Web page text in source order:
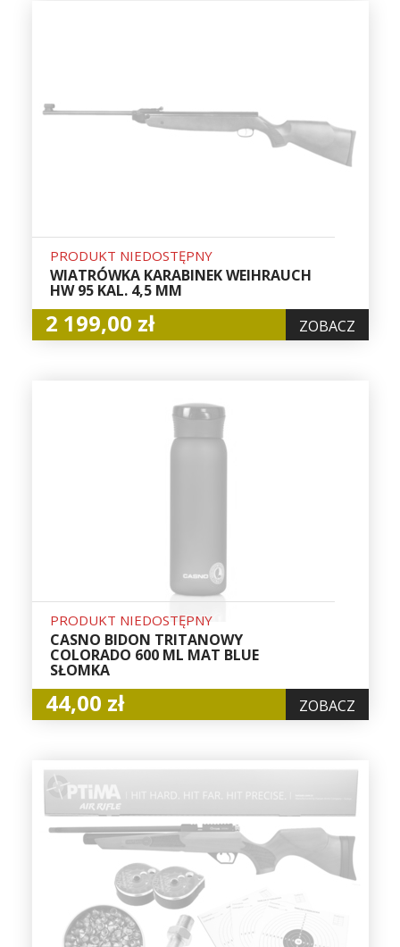
PRODUKT NIEDOSTĘPNY
WIATRÓWKA KARABINEK WEIHRAUCH
HW 95 KAL. 4,5 MM
2 199,00 zł ZOBACZ
PRODUKT NIEDOSTĘPNY
CASNO BIDON TRITANOWY
COLORADO 600 ML MAT BLUE
SŁOMKA
44,00 zł ZOBACZ